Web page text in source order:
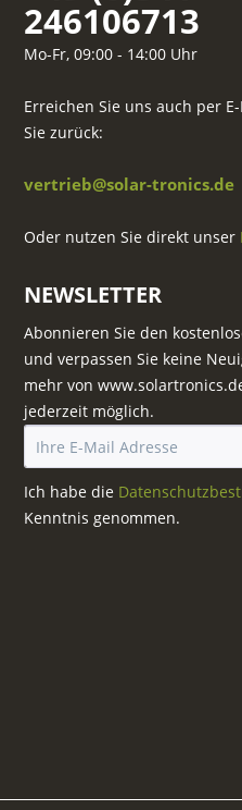
246106713
Mo-Fr, 09:00 - 14:00 Uhr
Erreichen Sie uns auch per
Sie zurück:
vertrieb@solar-tronics.de
Oder nutzen Sie direkt unser
NEWSLETTER
Abonnieren Sie den
und verpassen Sie keine
mehr von
jederzeit möglich.
Ich habe die
Kenntnis genommen.